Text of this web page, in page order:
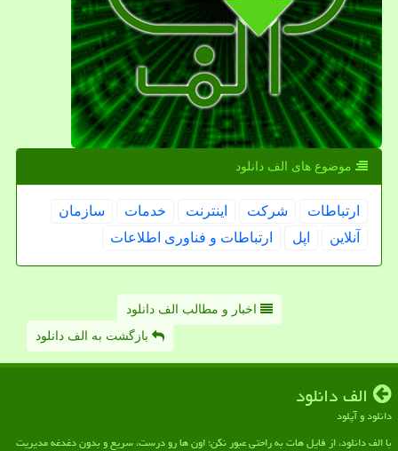
موضوع های الف دانلود
ارتباطات شركت اینترنت خدمات
سازمان
آنلاین
اپل ارتباطات و فناوری اطلاعات
اخبار و مطالب الف دانلود
بازگشت به الف دانلود
الف دانلود
دانلود و آپلود
با الف دانلود، از فایل هات به راحتی عبور نکن؛ اون ها رو درست، سریع و بدون دغدغه مدیریت